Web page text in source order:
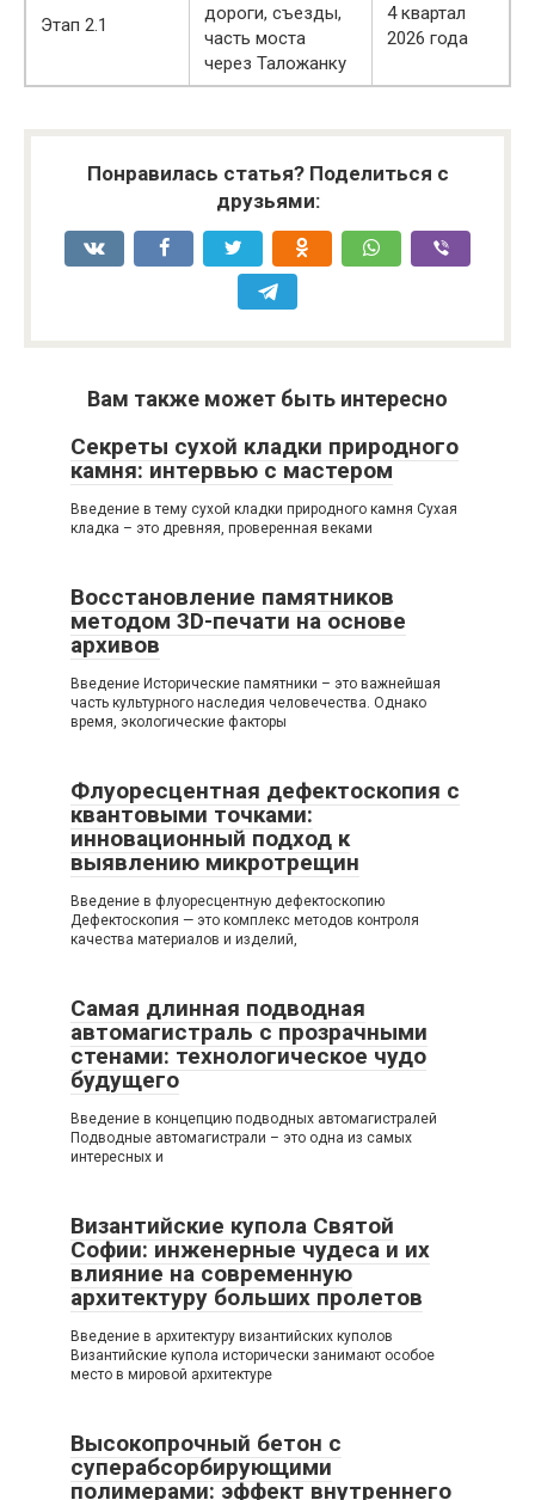
Этап 2.1
дороги, съезды,
часть моста
через Таложанку
4 квартал
2026 года
Понравилась статья? Поделиться с
друзьями:
Вам также может быть интересно
Секреты сухой кладки природного
камня: интервью с мастером
Введение в тему сухой кладки природного камня Сухая
кладка – это древняя, проверенная веками
Восстановление памятников
методом 3D-печати на основе
архивов
Введение Исторические памятники – это важнейшая
часть культурного наследия человечества. Однако
время, экологические факторы
Флуоресцентная дефектоскопия с
квантовыми точками:
инновационный подход к
выявлению микротрещин
Введение в флуоресцентную дефектоскопию
Дефектоскопия — это комплекс методов контроля
качества материалов и изделий,
Самая длинная подводная
автомагистраль с прозрачными
стенами: технологическое чудо
будущего
Введение в концепцию подводных автомагистралей
Подводные автомагистрали – это одна из самых
интересных и
Византийские купола Святой
Софии: инженерные чудеса и их
влияние на современную
архитектуру больших пролетов
Введение в архитектуру византийских куполов
Византийские купола исторически занимают особое
место в мировой архитектуре
Высокопрочный бетон с
суперабсорбирующими
полимерами: эффект внутреннего